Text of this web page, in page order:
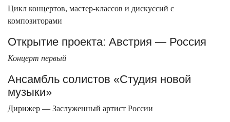
Цикл концертов, мастер-классов и дискуссий с
композиторами
Открытие проекта: Австрия — Россия
Концерт первый
Ансамбль солистов «Студия новой
музыки»
Дирижер — Заслуженный артист России